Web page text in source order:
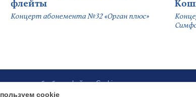
флейты
Концерт абонемента №32 «Орган плюс»
на обработку файлов Cookies и использование
.
cookie